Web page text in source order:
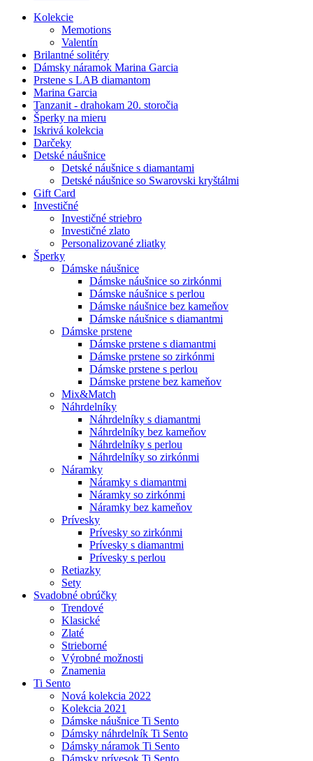
Kolekcie
Memotions
Valentín
Brilantné solitéry
Dámsky náramok Marina Garcia
Prstene s LAB diamantom
Marina Garcia
Tanzanit - drahokam 20. storočia
Šperky na mieru
Iskrivá kolekcia
Darčeky
Detské náušnice
Detské náušnice s diamantami
Detské náušnice so Swarovski kryštálmi
Gift Card
Investičné
Investičné striebro
Investičné zlato
Personalizované zliatky
Šperky
Dámske náušnice
Dámske náušnice so zirkónmi
Dámske náušnice s perlou
Dámske náušnice bez kameňov
Dámske náušnice s diamantmi
Dámske prstene
Dámske prstene s diamantmi
Dámske prstene so zirkónmi
Dámske prstene s perlou
Dámske prstene bez kameňov
Mix&Match
Náhrdelníky
Náhrdelníky s diamantmi
Náhrdelníky bez kameňov
Náhrdelníky s perlou
Náhrdelníky so zirkónmi
Náramky
Náramky s diamantmi
Náramky so zirkónmi
Náramky bez kameňov
Prívesky
Prívesky so zirkónmi
Prívesky s diamantmi
Prívesky s perlou
Retiazky
Sety
Svadobné obrúčky
Trendové
Klasické
Zlaté
Strieborné
Výrobné možnosti
Znamenia
Ti Sento
Nová kolekcia 2022
Kolekcia 2021
Dámske náušnice Ti Sento
Dámsky náhrdelník Ti Sento
Dámsky náramok Ti Sento
Dámsky prívesok Ti Sento